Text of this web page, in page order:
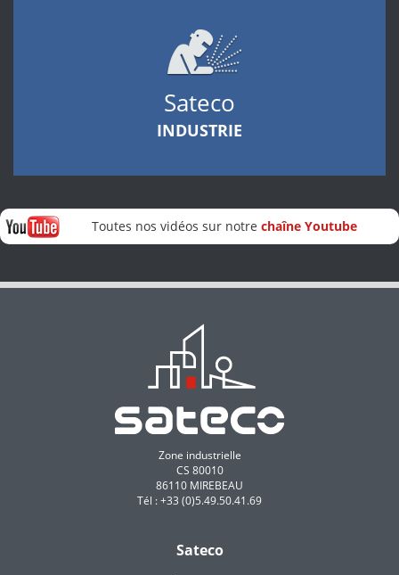
Sateco
INDUSTRIE
Toutes nos vidéos sur notre chaîne Youtube
Zone industrielle
CS 80010
86110 MIREBEAU
Tél : +33 (0)5.49.50.41.69
Sateco